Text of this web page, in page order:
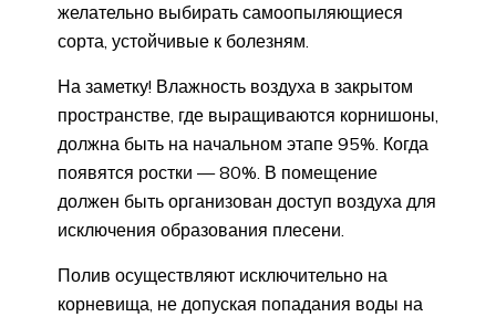
желательно выбирать самоопыляющиеся
сорта, устойчивые к болезням.
На заметку! Влажность воздуха в закрытом
пространстве, где выращиваются корнишоны,
должна быть на начальном этапе 95%. Когда
появятся ростки — 80%. В помещение
должен быть организован доступ воздуха для
исключения образования плесени.
Полив осуществляют исключительно на
корневища, не допуская попадания воды на